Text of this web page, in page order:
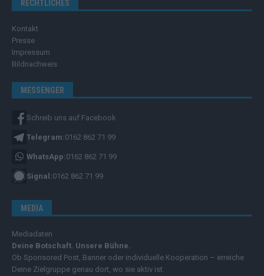
RECHTLICHES
Kontakt
Presse
Impressum
Bildnachweis
MESSENGER
Schreib uns auf Facebook
Telegram:0162 862 71 99
WhatsApp:0162 862 71 99
Signal:0162 862 71 99
MEDIA
Mediadaten
Deine Botschaft. Unsere Bühne.
Ob Sponsored Post, Banner oder individuelle Kooperation – erreiche
Deine Zielgruppe genau dort, wo sie aktiv ist.